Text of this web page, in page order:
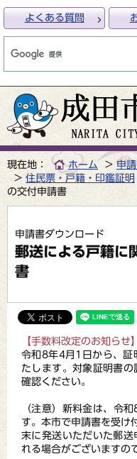
よくある質問
現在地： ホーム 申
住民票・戸籍・印鑑証明
の交付申請書
申請書ダウンロード
郵送による戸籍に
書
【手数料改定のお知らせ】
令和8年4月1日から、証
たします。対象証明書
確認ください。
（注意）新料金は、令
す。本市で申請書を受け
末に発送いただいた郵
れる場合がございますの